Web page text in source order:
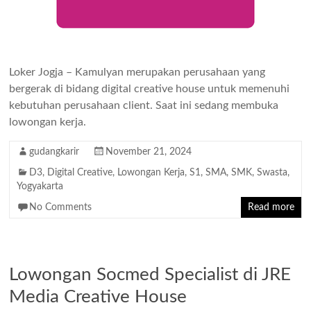
Loker Jogja – Kamulyan merupakan perusahaan yang
bergerak di bidang digital creative house untuk memenuhi
kebutuhan perusahaan client. Saat ini sedang membuka
lowongan kerja.
gudangkarir November 21, 2024
D3, Digital Creative, Lowongan Kerja,S1,SMA,SMK,Swasta,
Yogyakarta
No Comments Read more
Lowongan Socmed Specialist di JRE
Media Creative House